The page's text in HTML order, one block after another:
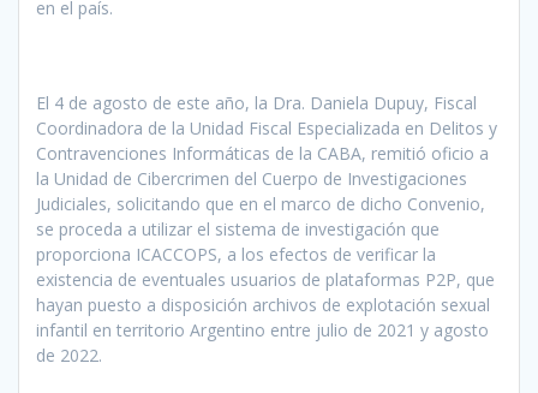
en el país.
El 4 de agosto de este año, la Dra. Daniela Dupuy, Fiscal
Coordinadora de la Unidad Fiscal Especializada en Delitos y
Contravenciones Informáticas de la CABA, remitió oficio a
la Unidad de Cibercrimen del Cuerpo de Investigaciones
Judiciales, solicitando que en el marco de dicho Convenio,
se proceda a utilizar el sistema de investigación que
proporciona ICACCOPS, a los efectos de verificar la
existencia de eventuales usuarios de plataformas P2P, que
hayan puesto a disposición archivos de explotación sexual
infantil en territorio Argentino entre julio de 2021 y agosto
de 2022.